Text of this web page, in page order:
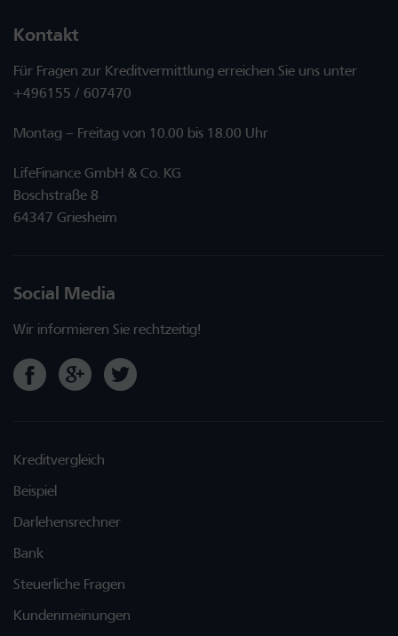
Kontakt
Für Fragen zur Kreditvermittlung erreichen Sie uns unter
+496155 / 607470
Montag – Freitag von 10.00 bis 18.00 Uhr
LifeFinance GmbH & Co. KG
Boschstraße 8
64347 Griesheim
Social Media
Wir informieren Sie rechtzeitig!
Kreditvergleich
Beispiel
Darlehensrechner
Bank
Steuerliche Fragen
Kundenmeinungen